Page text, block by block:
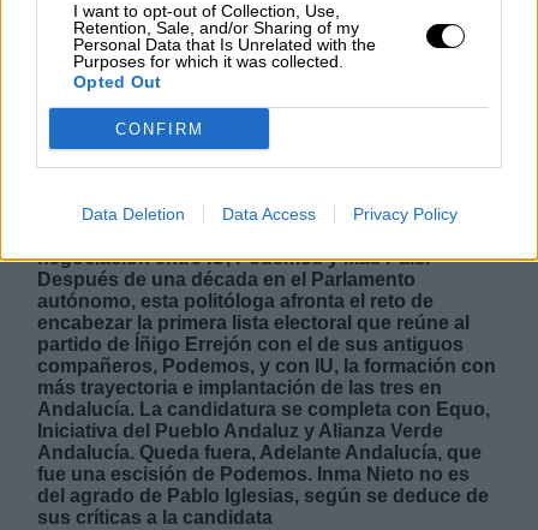
I want to opt-out of Collection, Use,
Retention, Sale, and/or Sharing of my
Personal Data that Is Unrelated with the
Purposes for which it was collected.
Opted Out
CONFIRM
Data Deletion Data Access Privacy Policy
Yolanda Díaz pisa el acelerador para
movilizar la coalición de izquierdas
en Andalucía
Inmaculada Nieto lidera la coalición de izquierdas
negociación entre IU, Podemos y Más País.
Después de una década en el Parlamento
autónomo, esta politóloga afronta el reto de
encabezar la primera lista electoral que reúne al
partido de Íñigo Errejón con el de sus antiguos
compañeros, Podemos, y con IU, la formación con
más trayectoria e implantación de las tres en
Andalucía. La candidatura se completa con Equo,
Iniciativa del Pueblo Andaluz y Alianza Verde
Andalucía. Queda fuera, Adelante Andalucía, que
fue una escisión de Podemos. Inma Nieto no es
del agrado de Pablo Iglesias, según se deduce de
sus críticas a la candidata